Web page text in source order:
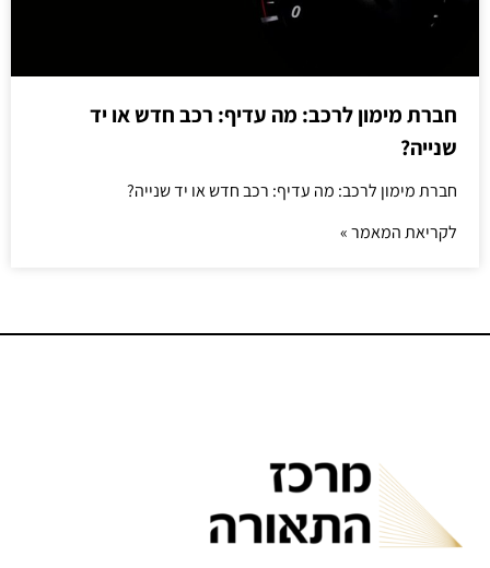
חברת מימון לרכב: מה עדיף: רכב חדש או יד
שנייה?
חברת מימון לרכב: מה עדיף: רכב חדש או יד שנייה?
לקריאת המאמר »